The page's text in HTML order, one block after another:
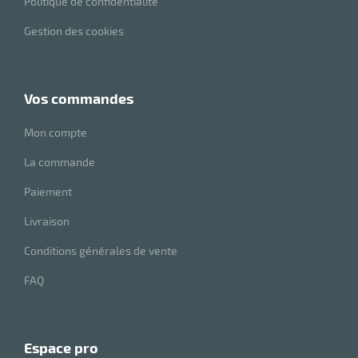
Gestion des cookies
vos commandes
Mon compte
La commande
Paiement
Livraison
Conditions générales de vente
FAQ
espace pro